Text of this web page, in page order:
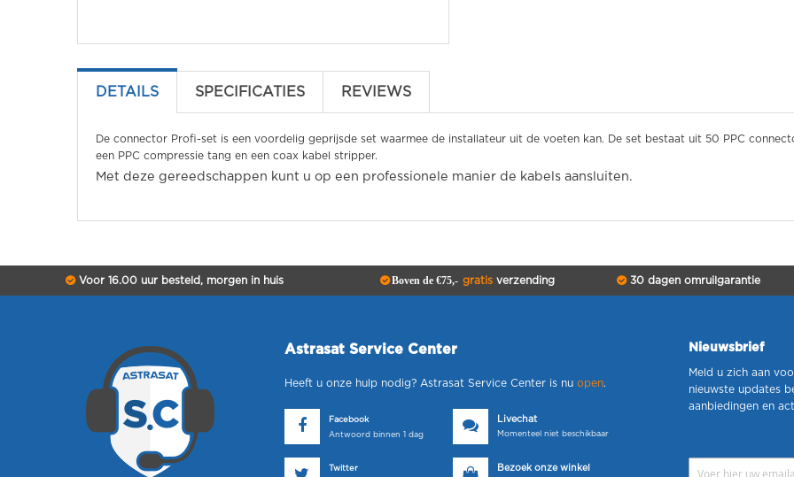
DETAILS SPECIFICATIES REVIEWS
De connector Profi-set is een voordelig geprijsde set waarmee de installateur uit de voeten kan. De set bestaat uit 50 PPC
een PPC compressie tang en een coax kabel stripper.
Met deze gereedschappen kunt u op een professionele manier de kabels aansluiten.
Voor 16.00 uur besteld, morgen in huis Boven de €75,- gratisverzending 30 dagen omruilgarantie
Astrasat Service Center
Heeft u onze hulp nodig? Astrasat Service Center is nu open.
Facebook
Antwoord binnen 1 dag
Livechat
Momenteel niet beschikbaar
Twitter
Bezoek onze winkel
Nieuwsbrief
Meld u zich aan
nieuwste updates
aanbiedingen en